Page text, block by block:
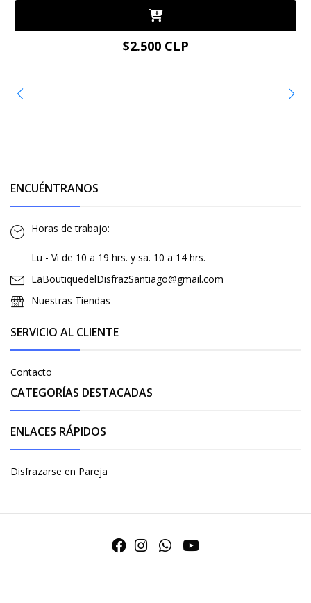
$2.500 CLP
ENCUÉNTRANOS
Horas de trabajo:
Lu - Vi de 10 a 19 hrs. y sa. 10 a 14 hrs.
LaBoutiquedelDisfrazSantiago@gmail.com
Nuestras Tiendas
SERVICIO AL CLIENTE
Contacto
CATEGORÍAS DESTACADAS
ENLACES RÁPIDOS
Disfrazarse en Pareja